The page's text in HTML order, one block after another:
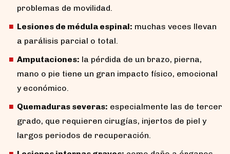
problemas de movilidad.
Lesiones de médula espinal: muchas veces llevan
a parálisis parcial o total.
Amputaciones: la pérdida de un brazo, pierna,
mano o pie tiene un gran impacto físico, emocional
y económico.
Quemaduras severas: especialmente las de tercer
grado, que requieren cirugías, injertos de piel y
largos periodos de recuperación.